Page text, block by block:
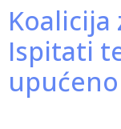
Koalicija
Ispitati